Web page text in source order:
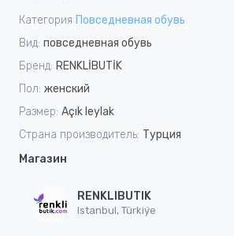
Категория Повседневная обувь
Вид: повседневная обувь
Бренд: RENKLİBUTİK
Пол: женский
Размер: Açık leylak
Страна производитель: Турция
Магазин
RENKLIBUTIK
Istanbul, Türkiýe